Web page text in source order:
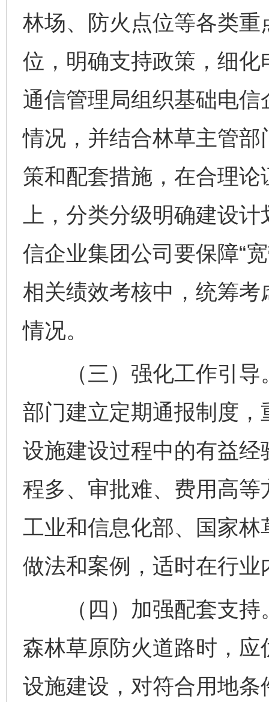
林场、防火点位等各类
位，明确支持政策，细
通信管理局组织基础电
情况，并结合林草主管
策和配套措施，在合理
上，分类分级明确建设
信企业集团公司要保障“
相关绩效考核中，统筹考
情况。
（三）强化工作引导
部门建立定期通报制度
设施建设过程中的有益
程多、审批难、费用高
工业和信息化部、国家
做法和案例，适时在行业
（四）加强配套支持
森林草原防火道路时，
设施建设，对符合用地